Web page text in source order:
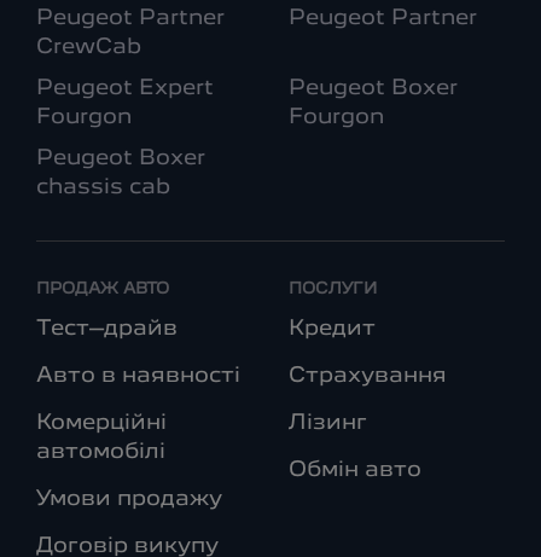
Peugeot Partner
CrewCab
Peugeot Partner
Peugeot Expert
Fourgon
Peugeot Boxer
Fourgon
Peugeot Boxer
chassis cab
ПРОДАЖ АВТО
Тест–драйв
Авто в наявності
Комерційні
автомобілі
Умови продажу
Договір викупу
ПОСЛУГИ
Кредит
Страхування
Лізинг
Обмін авто